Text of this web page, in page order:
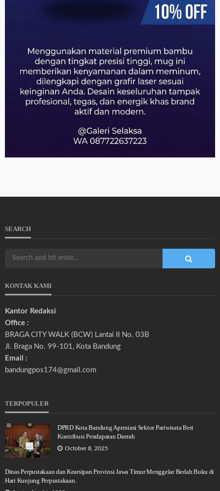
SEARCH
KONTAK KAMI
Kantor Redaksi
Office :
BRAGA CITY WALK (BCW) Lantai II No. 03B
Jl. Braga No. 99-101, Kota Bandung
Email :
bandungpos174@gmail.com
TERPOPULER
DPRD Kota Bandung Apresiasi Sektor Pariwisata Beri
Kontribusi Pendapatan Daerah
October 8, 2025
Dinas Perpustakaan dan Kearsipan Provinsi Jawa Timur Menggelar Bedah Buku di
Hari Kunjung Perpustakaan.